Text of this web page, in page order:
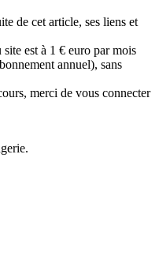
de cet article, ses liens et
est à 1 € euro par mois
annuel), sans
merci de vous connecter